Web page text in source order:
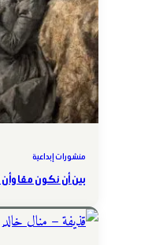
منشورات إبداعية
بين أن نكون معًا وأن